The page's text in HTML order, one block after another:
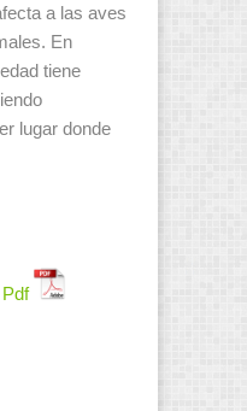
a las aves
En
tiene
lugar donde
Pdf